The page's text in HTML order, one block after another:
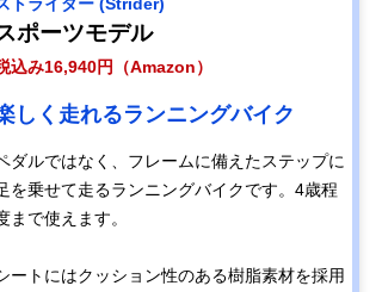
トライダー (Strider)
ポーツモデル
込み16,940円（Amazon）
しく走れるランニングバイク
ダルではなく、フレームに備えたステップに
を乗せて走るランニングバイクです。4歳程
まで使えます。
ートにはクッション性のある樹脂素材を採用